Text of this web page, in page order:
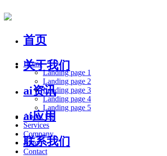
首页
关于我们
ai资讯
ai应用
联系我们
Home
Landing page 1
Landing page 2
Landing page 3
Landing page 4
Landing page 5
About Us
Services
Company
Blog
Contact